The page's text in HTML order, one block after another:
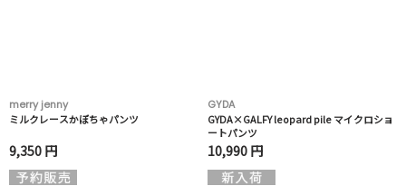
merry jenny
ミルクレースかぼちゃパンツ
9,350 円
GYDA
GYDA×GALFY leopard pile マイクロショ
ートパンツ
10,990 円